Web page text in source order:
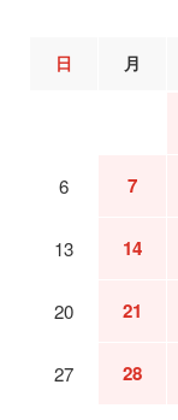
日 月
6 7
13 14
20 21
27 28